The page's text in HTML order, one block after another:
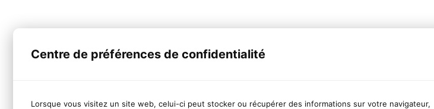
Centre de préférences de confidentialité
Lorsque vous visitez un site web, celui-ci peut stocker ou récupérer des informations sur votre navigateur,